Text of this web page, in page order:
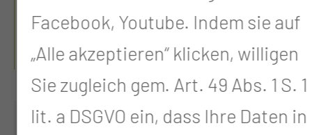
ZERTIFIZIERTEN
ZENTREN
Facebook, Youtube. Indem sie auf
„Alle akzeptieren“ klicken, willigen
Sie zugleich gem. Art. 49 Abs. 1 S. 1
lit. a DSGVO ein, dass Ihre Daten in